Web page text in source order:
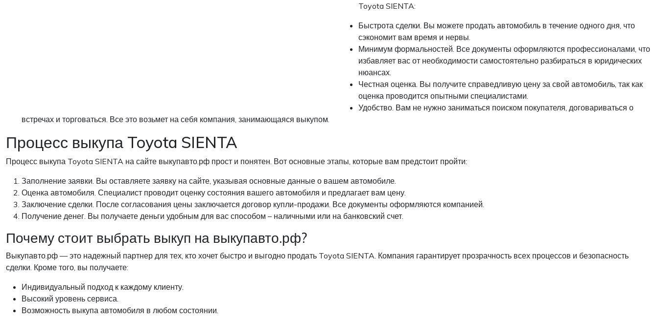
Toyota SIENTA:
Быстрота сделки. Вы можете продать автомобиль в течение одного дня, что
сэкономит вам время и нервы.
Минимум формальностей. Все документы оформляются профессионалами, что
избавляет вас от необходимости самостоятельно разбираться в юридических
нюансах.
Честная оценка. Вы получите справедливую цену за свой автомобиль, так как
оценка проводится опытными специалистами.
Удобство. Вам не нужно заниматься поиском покупателя, договариваться о
встречах и торговаться. Все это возьмет на себя компания, занимающаяся выкупом.
Процесс выкупа Toyota SIENTA
Процесс выкупа Toyota SIENTA на сайте выкупавто.рф прост и понятен. Вот основные этапы, которые вам предстоит пройти:
Заполнение заявки. Вы оставляете заявку на сайте, указывая основные данные о вашем автомобиле.
Оценка автомобиля. Специалист проводит оценку состояния вашего автомобиля и предлагает вам цену.
Заключение сделки. После согласования цены заключается договор купли-продажи. Все документы оформляются компанией.
Получение денег. Вы получаете деньги удобным для вас способом – наличными или на банковский счет.
Почему стоит выбрать выкуп на выкупавто.рф?
Выкупавто.рф — это надежный партнер для тех, кто хочет быстро и выгодно продать Toyota SIENTA. Компания гарантирует прозрачность всех процессов и безопасность
сделки. Кроме того, вы получаете:
Индивидуальный подход к каждому клиенту.
Высокий уровень сервиса.
Возможность выкупа автомобиля в любом состоянии.